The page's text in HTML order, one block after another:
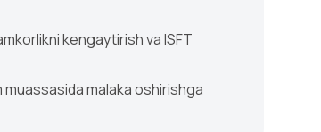
kengaytirish va ISFT
malaka oshirishga